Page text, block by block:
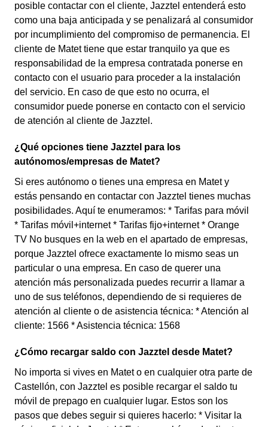
posible contactar con el cliente, Jazztel entenderá esto
como una baja anticipada y se penalizará al consumidor
por incumplimiento del compromiso de permanencia. El
cliente de Matet tiene que estar tranquilo ya que es
responsabilidad de la empresa contratada ponerse en
contacto con el usuario para proceder a la instalación
del servicio. En caso de que esto no ocurra, el
consumidor puede ponerse en contacto con el servicio
de atención al cliente de Jazztel.
¿Qué opciones tiene Jazztel para los
autónomos/empresas de Matet?
Si eres autónomo o tienes una empresa en Matet y
estás pensando en contactar con Jazztel tienes muchas
posibilidades. Aquí te enumeramos: * Tarifas para móvil
* Tarifas móvil+internet * Tarifas fijo+internet * Orange
TV No busques en la web en el apartado de empresas,
porque Jazztel ofrece exactamente lo mismo seas un
particular o una empresa. En caso de querer una
atención más personalizada puedes recurrir a llamar a
uno de sus teléfonos, dependiendo de si requieres de
atención al cliente o de asistencia técnica: * Atención al
cliente: 1566 * Asistencia técnica: 1568
¿Cómo recargar saldo con Jazztel desde Matet?
No importa si vives en Matet o en cualquier otra parte de
Castellón, con Jazztel es posible recargar el saldo tu
móvil de prepago en cualquier lugar. Estos son los
pasos que debes seguir si quieres hacerlo: * Visitar la